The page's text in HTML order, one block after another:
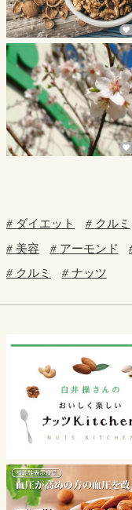


ダイエット クルミ
美容
アーモンド
クルミ
ナッツ